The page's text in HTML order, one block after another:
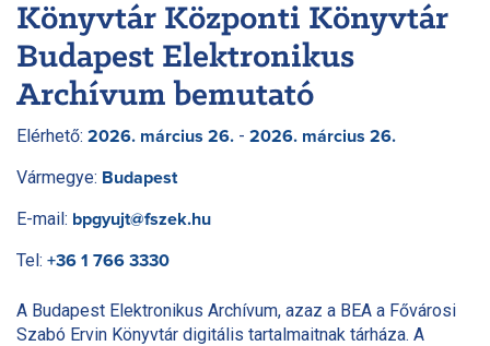
Könyvtár Központi Könyvtár
Budapest Elektronikus
Archívum bemutató
Elérhető: 2026. március 26. - 2026. március 26.
Vármegye: Budapest
E-mail: bpgyujt@fszek.hu
Tel: +36 1 766 3330
A Budapest Elektronikus Archívum, azaz a BEA a Fővárosi
Szabó Ervin Könyvtár digitális tartalmaitnak tárháza. A